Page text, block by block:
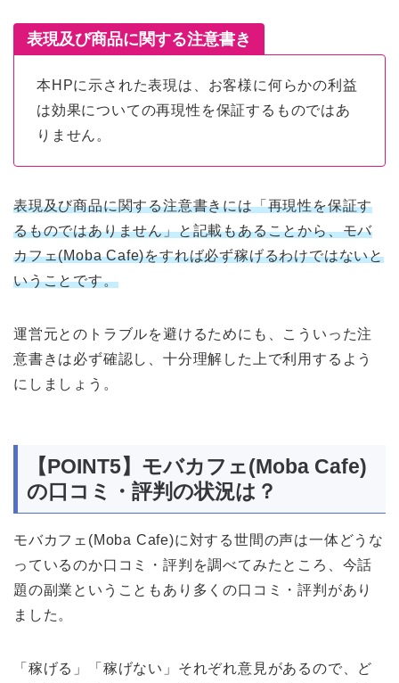
表現及び商品に関する注意書き
本HPに示された表現は、お客様に何らかの利益
は効果についての再現性を保証するものではあ
りません。
表現及び商品に関する注意書きには「再現性を保証す
るものではありません」と記載もあることから、モバ
カフェ(Moba Cafe)をすれば必ず稼げるわけではないと
いうことです。
運営元とのトラブルを避けるためにも、こういった注
意書きは必ず確認し、十分理解した上で利用するよう
にしましょう。
【POINT5】モバカフェ(Moba Cafe)
の口コミ・評判の状況は？
モバカフェ(Moba Cafe)に対する世間の声は一体どうな
っているのか口コミ・評判を調べてみたところ、今話
題の副業ということもあり多くの口コミ・評判があり
ました。
「稼げる」「稼げない」それぞれ意見があるので、ど